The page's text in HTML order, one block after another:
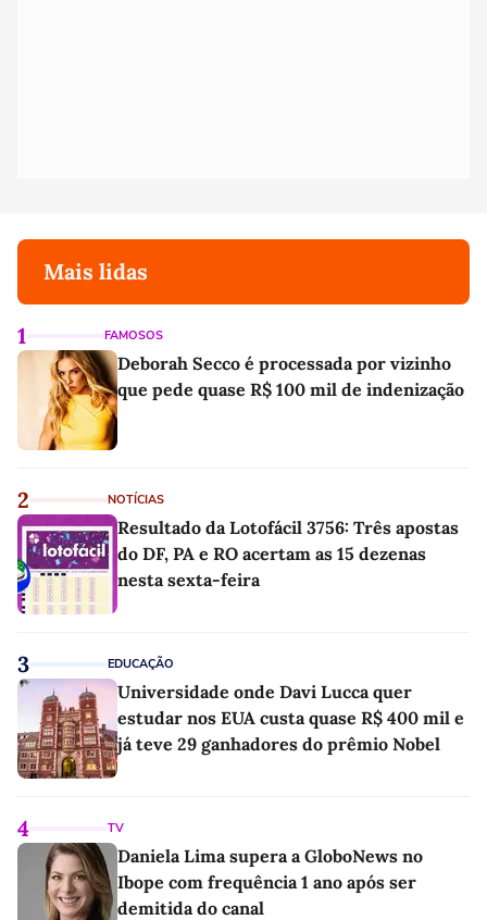
Mais lidas
1 FAMOSOS
Deborah Secco é processada por vizinho
que pede quase R$ 100 mil de indenização
2 NOTÍCIAS
Resultado da Lotofácil 3756: Três apostas
do DF, PA e RO acertam as 15 dezenas
nesta sexta-feira
3 EDUCAÇÃO
Universidade onde Davi Lucca quer
estudar nos EUA custa quase R$ 400 mil e
já teve 29 ganhadores do prêmio Nobel
4 TV
Daniela Lima supera a GloboNews no
Ibope com frequência 1 ano após ser
demitida do canal